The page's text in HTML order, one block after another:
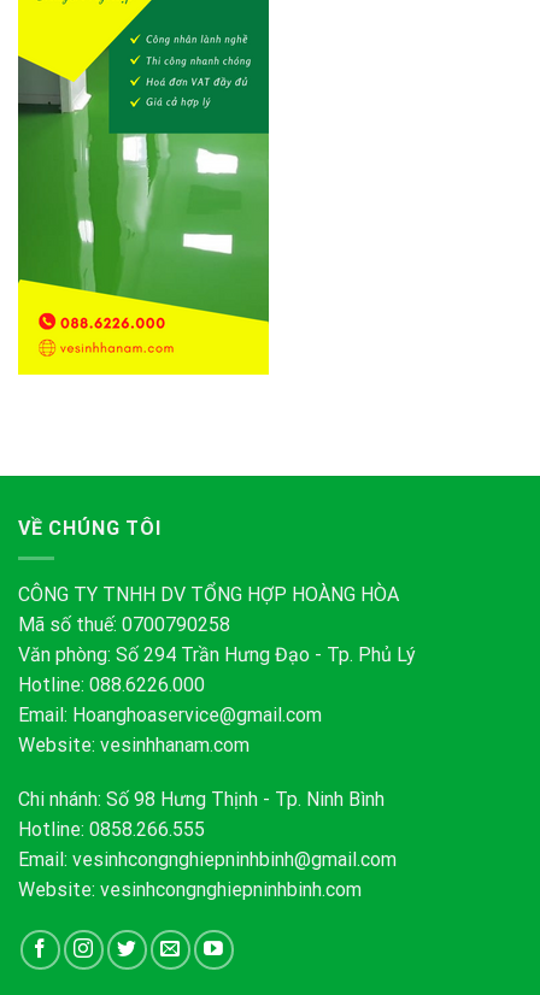
VỀ CHÚNG TÔI
CÔNG TY TNHH DV TỔNG HỢP HOÀNG HÒA
Mã số thuế: 0700790258
Văn phòng: Số 294 Trần Hưng Đạo - Tp. Phủ Lý
Hotline: 088.6226.000
Email: Hoanghoaservice@gmail.com
Website: vesinhhanam.com
Chi nhánh: Số 98 Hưng Thịnh - Tp. Ninh Bình
Hotline: 0858.266.555
Email: vesinhcongnghiepninhbinh@gmail.com
Website: vesinhcongnghiepninhbinh.com